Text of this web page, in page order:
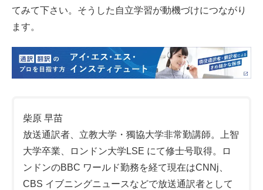
てみて下さい。そうした自立学習が動機づけにつながり
ます。
柴原 早苗
放送通訳者、立教大学・獨協大学非常勤講師。上智
大学卒業、ロンドン大学LSE にて修士号取得。ロ
ンドンのBBC ワールド勤務を経て現在はCNNj、
CBS イブニングニュースなどで放送通訳者として